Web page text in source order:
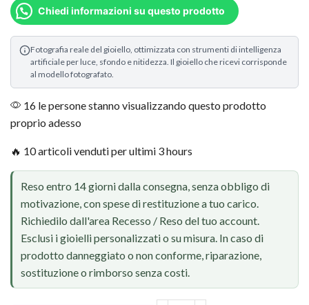
Chiedi informazioni su questo prodotto
Fotografia reale del gioiello, ottimizzata con strumenti di intelligenza
artificiale per luce, sfondo e nitidezza. Il gioiello che ricevi corrisponde
al modello fotografato.
16 le persone stanno visualizzando questo prodotto
proprio adesso
🔥 10 articoli venduti per ultimi 3 hours
Reso entro 14 giorni dalla consegna, senza obbligo di
motivazione, con spese di restituzione a tuo carico.
Richiedilo dall'area Recesso / Reso del tuo account.
Esclusi i gioielli personalizzati o su misura. In caso di
prodotto danneggiato o non conforme, riparazione,
sostituzione o rimborso senza costi.